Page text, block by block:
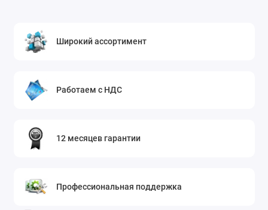
Широкий ассортимент
Работаем с НДС
12 месяцев гарантии
Профессиональная поддержка